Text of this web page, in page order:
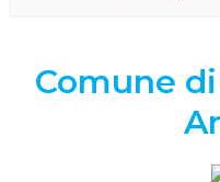
Comune